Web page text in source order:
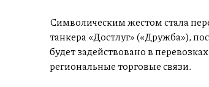
Символическим жестом стала
танкера «Достлуг» («Дружба»),
будет задействовано в
региональные торговые связи.